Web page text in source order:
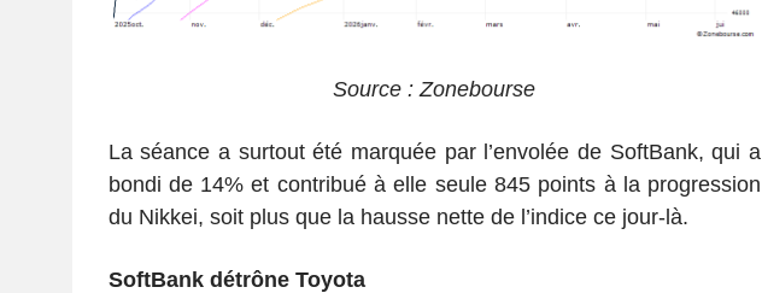
Source : Zonebourse
La séance a surtout été marquée par l’envolée de SoftBank, qui a
bondi de 14% et contribué à elle seule 845 points à la progression
du Nikkei, soit plus que la hausse nette de l’indice ce jour-là.
SoftBank détrône Toyota